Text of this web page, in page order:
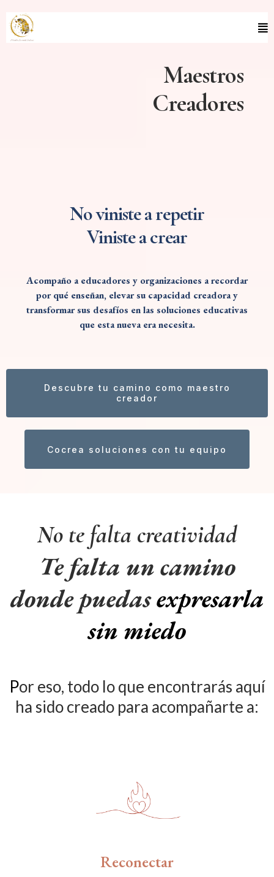
Maestros
Creadores
No viniste a repetir
Viniste a crear
Acompaño a educadores y organizaciones a recordar
por qué enseñan, elevar su capacidad creadora y
transformar sus desafíos en las soluciones educativas
que esta nueva era necesita.
Descubre tu camino como maestro
creador
Cocrea soluciones con tu equipo
No te falta creatividad
Te falta un camino
donde puedasexpresarla
sin miedo
Por eso, todo lo que encontrarás aquí
ha sido creado para acompañarte a:
Reconectar